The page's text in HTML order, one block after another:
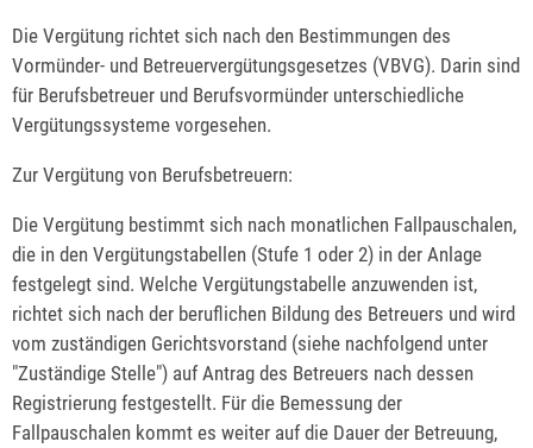
Die Vergütung richtet sich nach den Bestimmungen des
Vormünder- und Betreuervergütungsgesetzes (VBVG). Darin sind
für Berufsbetreuer und Berufsvormünder unterschiedliche
Vergütungssysteme vorgesehen.
Zur Vergütung von Berufsbetreuern:
Die Vergütung bestimmt sich nach monatlichen Fallpauschalen,
die in den Vergütungstabellen (Stufe 1 oder 2) in der Anlage
festgelegt sind. Welche Vergütungstabelle anzuwenden ist,
richtet sich nach der beruflichen Bildung des Betreuers und wird
vom zuständigen Gerichtsvorstand (siehe nachfolgend unter
"Zuständige Stelle") auf Antrag des Betreuers nach dessen
Registrierung festgestellt. Für die Bemessung der
Fallpauschalen kommt es weiter auf die Dauer der Betreuung,